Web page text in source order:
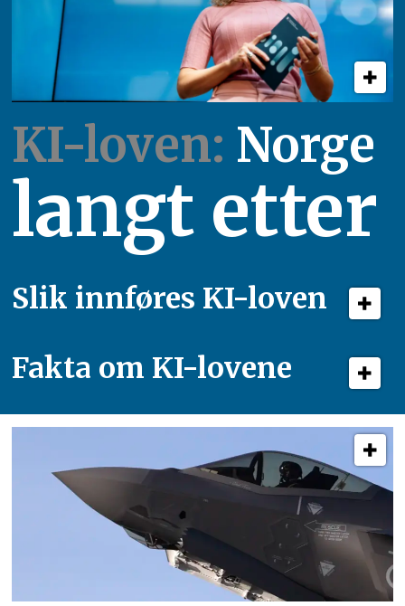
KI-loven: Norge
langt etter
Slik innføres KI-loven
Fakta om KI-lovene